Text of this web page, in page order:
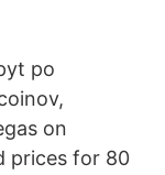
po
on
prices for 80